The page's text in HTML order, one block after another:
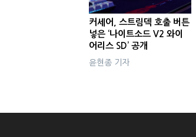
커세어, 스트림덱 호출 버튼
넣은 ‘나이트소드 V2 와이
어리스 SD’ 공개
윤현종 기자